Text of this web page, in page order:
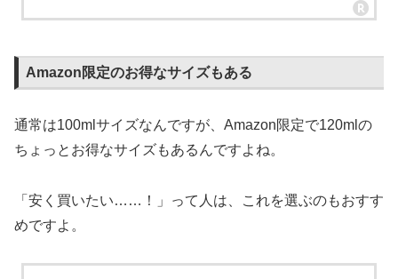
Amazon限定のお得なサイズもある
通常は100mlサイズなんですが、Amazon限定で120mlの
ちょっとお得なサイズもあるんですよね。
「安く買いたい……！」って人は、これを選ぶのもおすす
めですよ。